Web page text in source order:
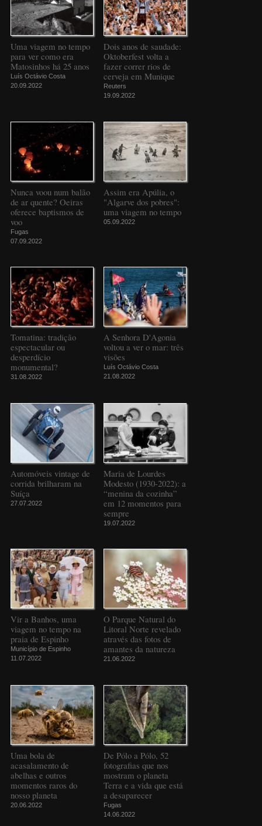
Uma viagem no tempo
para ver como era
Matosinhos há 25 anos
Luís Octávio Costa
20.09.2022
Dois anos de saudade:
Oktoberfest volta a
fazer correr rios de
cerveja em Munique
Reuters
19.09.2022
Nunca voou num balão
de ar quente? Oeiras
oferece baptismos de
voo
Fugas
07.09.2022
Assim era Apúlia, o
"Algarve dos pobres":
uma viagem no tempo
05.09.2022
Tomatina: tradição
espectacular ou
desperdício
monumental?
31.08.2022
A Senhora D'Agonia
voltou a ver o mar: três
visões
Luís Octávio Costa
21.08.2022
Automóveis vintage de
corrida brilharam na
Suíça
27.07.2022
Maria de Lourdes
Modesto (1930-2022): a
“menina da cozinha”
em 12 momentos para
sempre
19.07.2022
Vir a Banhos, uma
viagem no tempo na
praia de Espinho
Município de Espinho
11.07.2022
O Parque Natural do
Litoral Norte revelado
através das fotos de
amantes da natureza
21.06.2022
Uma bola de
acasalamento de
abelhas e outros
momentos raros do
nosso planeta
20.06.2022
De Pólo a Pólo, 52
fotografias que nos
mostram o planeta
Terra e a vida que está
a desaparecer
Fugas
14.06.2022